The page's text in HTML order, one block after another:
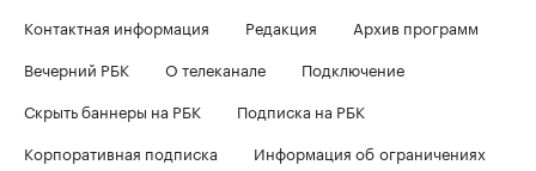
Контактная информация Редакция
Архив программ
Вечерний РБК
О телеканале
Подключение
Скрыть баннеры на РБК
Подписка на РБК
Корпоративная подписка
Информация об ограничениях